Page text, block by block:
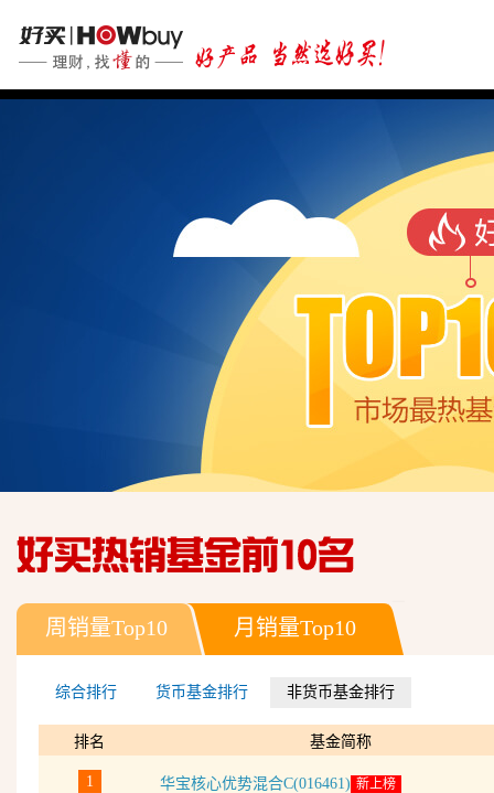
周销量Top10 月销量Top10
综合排行 货币基金排行 非货币基金排行
排名 基金简称
1 华宝核心优势混合C(016461) 新上榜